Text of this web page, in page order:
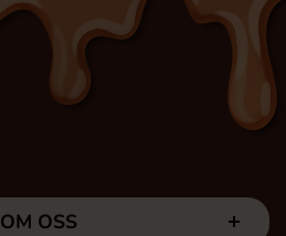
OM OSS